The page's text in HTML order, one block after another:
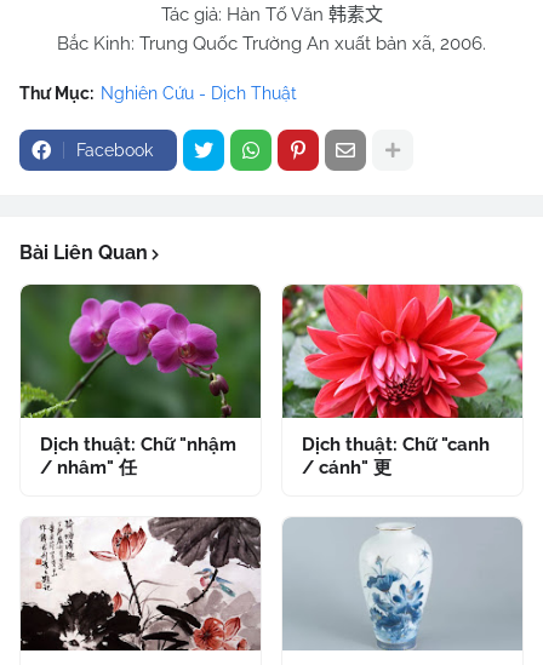
Tác giả: Hàn Tố Văn 韩素文
Bắc Kinh: Trung Quốc Trường An xuất bản xã, 2006.
Thư Mục: Nghiên Cứu - Dịch Thuật
Facebook
Bài Liên Quan
Dịch thuật: Chữ "nhậm
/ nhâm" 任
Dịch thuật: Chữ "canh
/ cánh" 更